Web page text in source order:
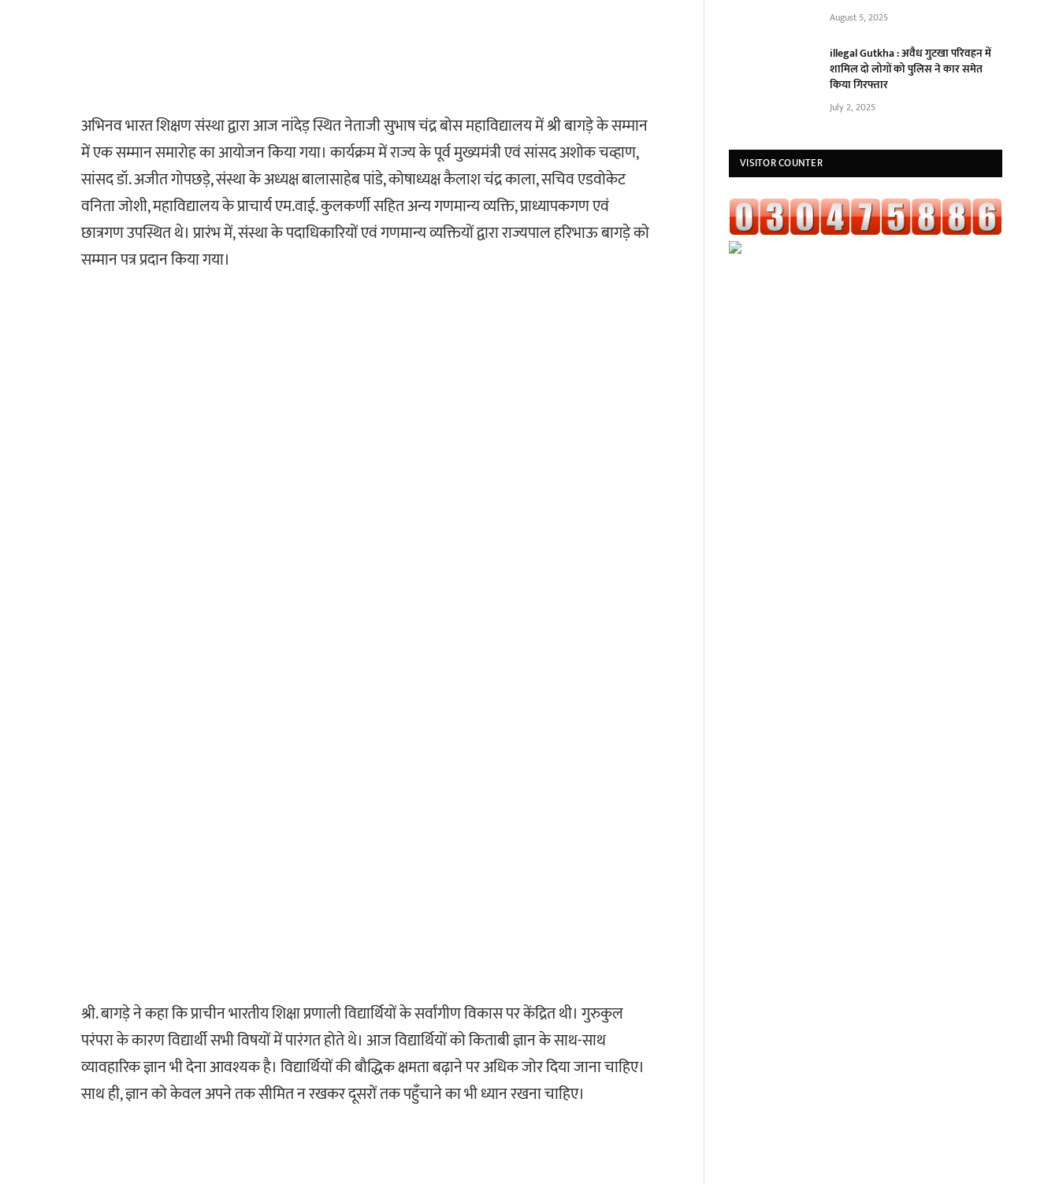
अभिनव भारत शिक्षण संस्था द्वारा आज नांदेड़ स्थित नेताजी सुभाष चंद्र बोस महाविद्यालय में श्री बागड़े के सम्मान
में एक सम्मान समारोह का आयोजन किया गया। कार्यक्रम में राज्य के पूर्व मुख्यमंत्री एवं सांसद अशोक चव्हाण,
सांसद डॉ. अजीत गोपछड़े, संस्था के अध्यक्ष बालासाहेब पांडे, कोषाध्यक्ष कैलाश चंद्र काला, सचिव एडवोकेट
वनिता जोशी, महाविद्यालय के प्राचार्य एम.वाई. कुलकर्णी सहित अन्य गणमान्य व्यक्ति, प्राध्यापकगण एवं
छात्रगण उपस्थित थे। प्रारंभ में, संस्था के पदाधिकारियों एवं गणमान्य व्यक्तियों द्वारा राज्यपाल हरिभाऊ बागड़े को
सम्मान पत्र प्रदान किया गया।
श्री. बागड़े ने कहा कि प्राचीन भारतीय शिक्षा प्रणाली विद्यार्थियों के सर्वांगीण विकास पर केंद्रित थी। गुरुकुल
परंपरा के कारण विद्यार्थी सभी विषयों में पारंगत होते थे। आज विद्यार्थियों को किताबी ज्ञान के साथ-साथ
व्यावहारिक ज्ञान भी देना आवश्यक है। विद्यार्थियों की बौद्धिक क्षमता बढ़ाने पर अधिक जोर दिया जाना चाहिए।
साथ ही, ज्ञान को केवल अपने तक सीमित न रखकर दूसरों तक पहुँचाने का भी ध्यान रखना चाहिए।
August 5, 2025
illegal Gutkha : अवैध गुटखा परिवहन में
शामिल दो लोगों को पुलिस ने कार समेत
किया गिरफ्तार
July 2, 2025
VISITOR COUNTER